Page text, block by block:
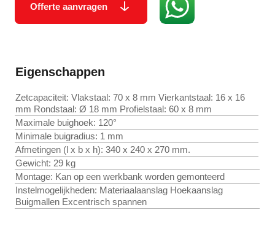
Offerte aanvragen
Eigenschappen
Zetcapaciteit: Vlakstaal: 70 x 8 mm Vierkantstaal: 16 x 16
mm Rondstaal: Ø 18 mm Profielstaal: 60 x 8 mm
Maximale buighoek: 120°
Minimale buigradius: 1 mm
Afmetingen (l x b x h): 340 x 240 x 270 mm.
Gewicht: 29 kg
Montage: Kan op een werkbank worden gemonteerd
Instelmogelijkheden: Materiaalaanslag Hoekaanslag
Buigmallen Excentrisch spannen